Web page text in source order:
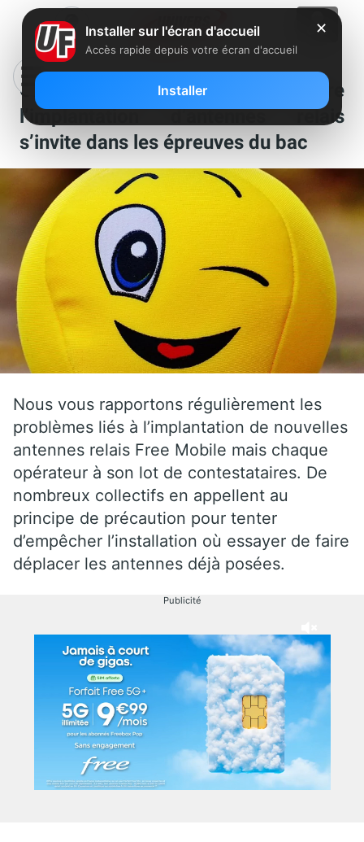
Clin d’œil : la mobilisation contre
l’implantation d’antennes relais
s’invite dans les épreuves du bac
Nous vous rapportons régulièrement les
problèmes liés à l’implantation de nouvelles
antennes relais Free Mobile mais chaque
opérateur à son lot de contestataires. De
nombreux collectifs en appellent au
principe de précaution pour tenter
d’empêcher l’installation où essayer de faire
déplacer les antennes déjà posées.
Publicité
✕
Installer sur l'écran d'accueil
Accès rapide depuis votre écran d'accueil
Installer